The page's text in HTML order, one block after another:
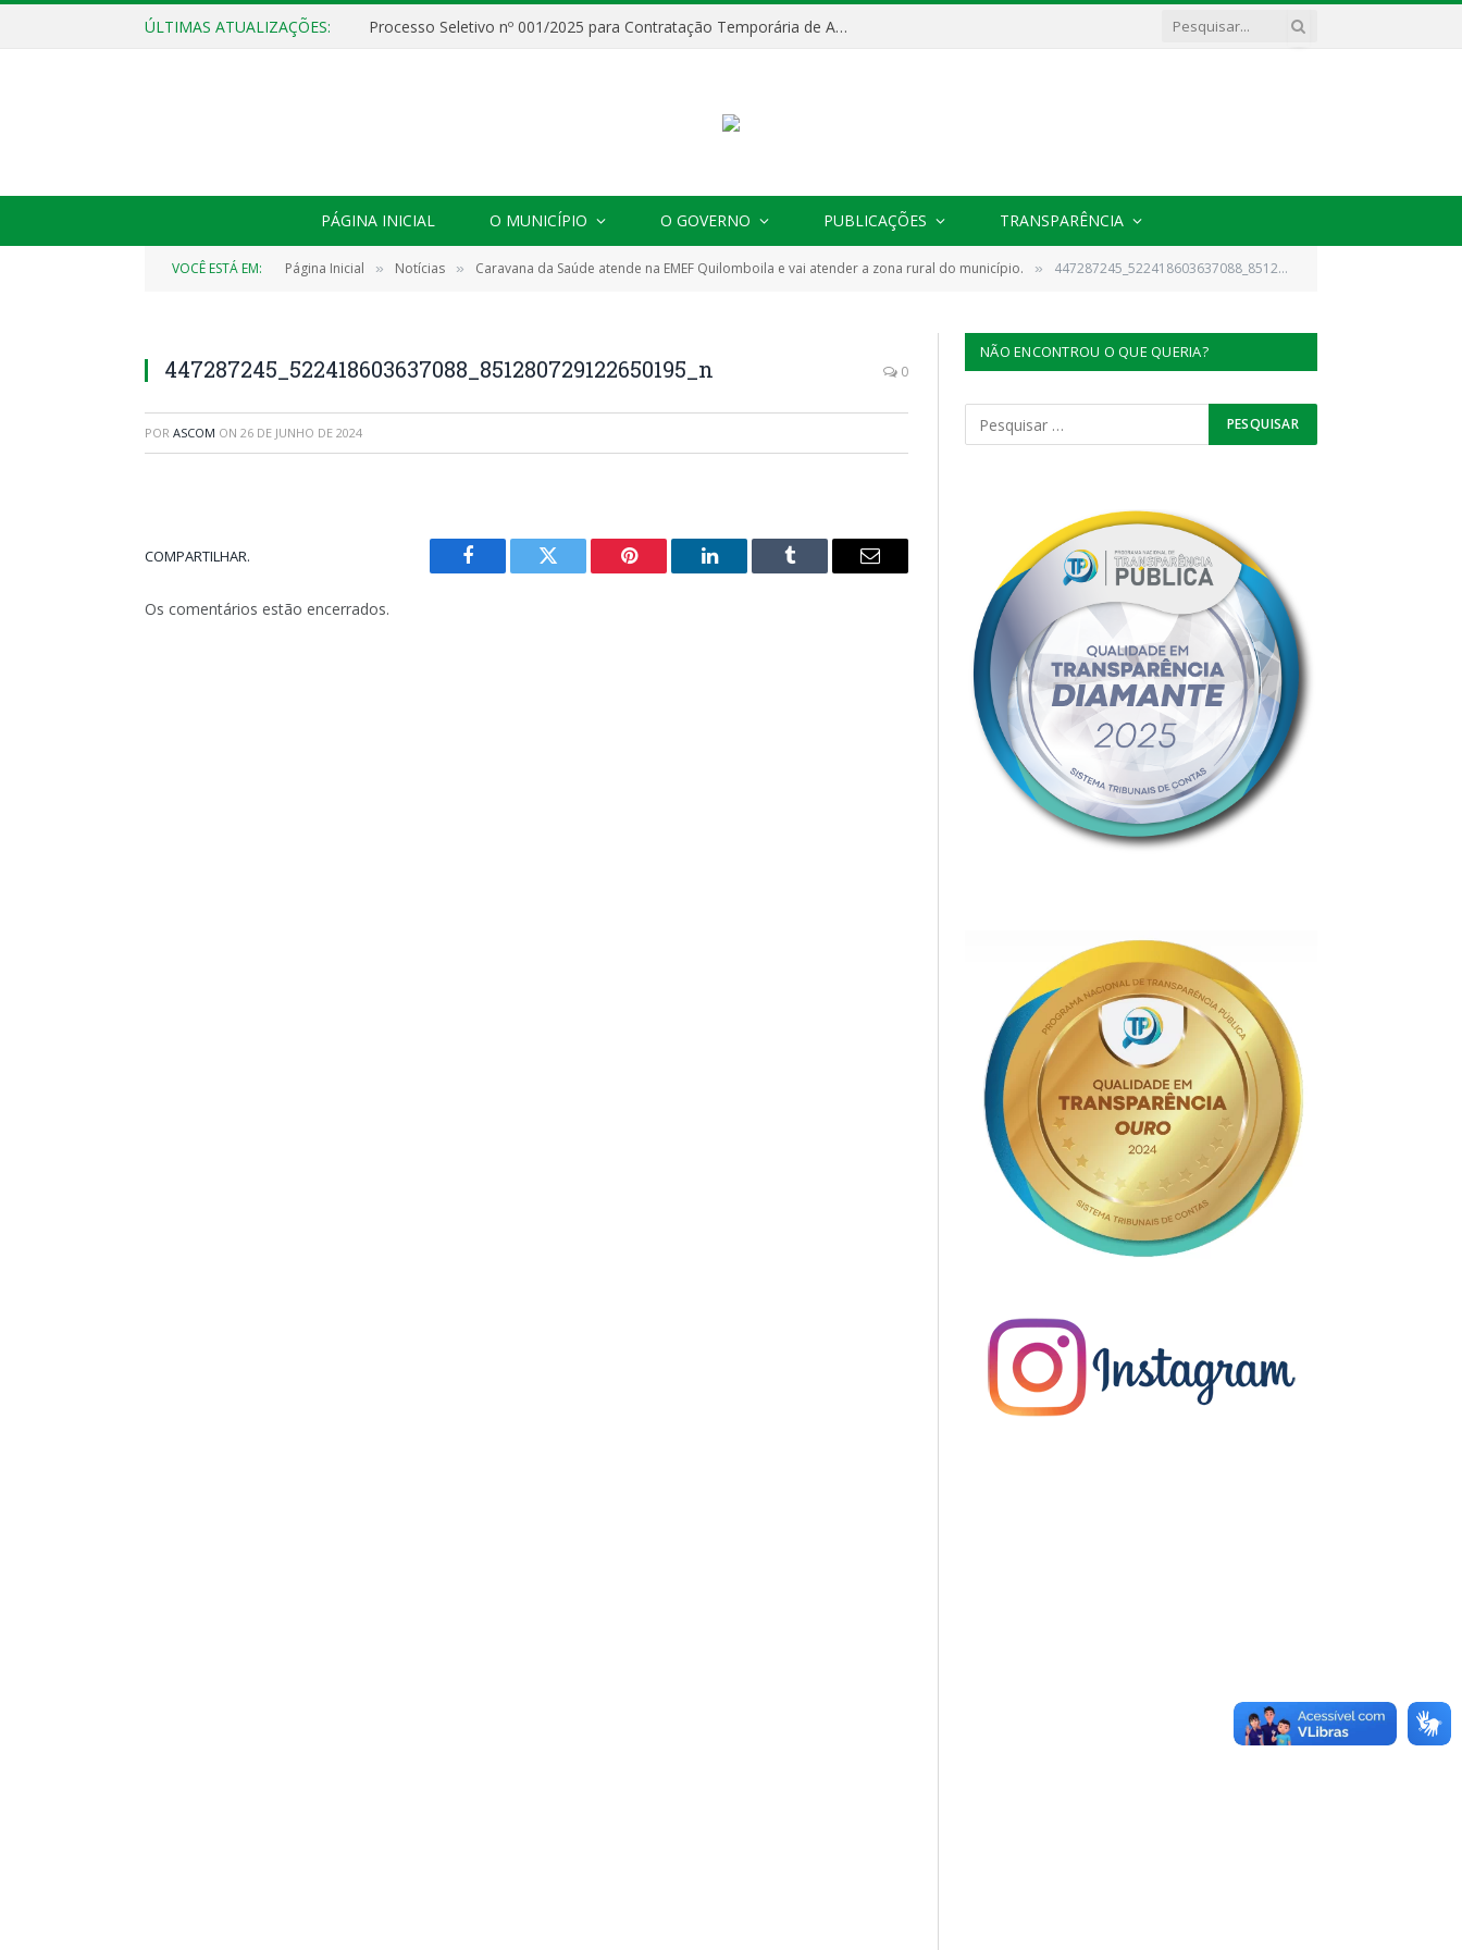
ÚLTIMAS ATUALIZAÇÕES: Processo Seletivo nº 001/2025 para Contratação Temporária de Agentes Comunitários de Saúde (ACS)
PÁGINA INICIAL O MUNICÍPIO O GOVERNO PUBLICAÇÕES TRANSPARÊNCIA
VOCÊ ESTÁ EM: Página Inicial » Notícias » Caravana da Saúde atende na EMEF Quilomboila e vai atender a zona rural do município. » 447287245_522418603637088_851280729122650195_n
447287245_522418603637088_851280729122650195_n 0
POR ASCOM ON 26 DE JUNHO DE 2024
COMPARTILHAR.
Facebook Twitter Pinterest LinkedIn Tumblr
E-
Os comentários estão encerrados.
NÃO ENCONTROU O QUE QUERIA?